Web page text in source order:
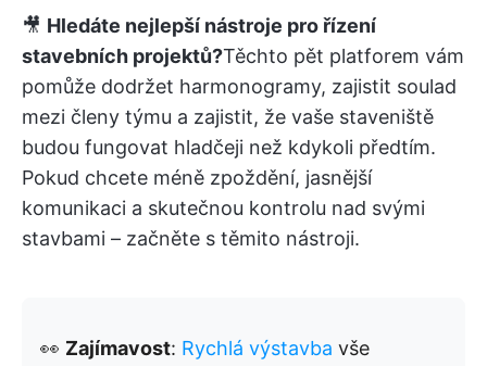
🎥 Hledáte nejlepší nástroje pro řízení
stavebních projektů?Těchto pět platforem vám
pomůže dodržet harmonogramy, zajistit soulad
mezi členy týmu a zajistit, že vaše staveniště
budou fungovat hladčeji než kdykoli předtím.
Pokud chcete méně zpoždění, jasnější
komunikaci a skutečnou kontrolu nad svými
stavbami – začněte s těmito nástroji.
👀 Zajímavost: Rychlá výstavba vše